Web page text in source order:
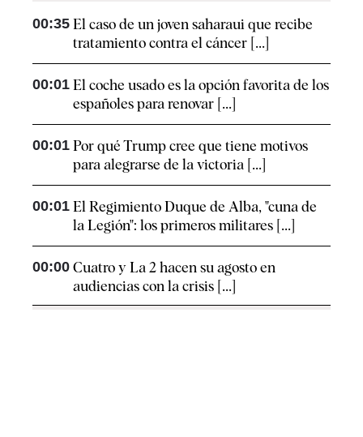
00:35 El caso de un joven saharaui que recibe
tratamiento contra el cáncer [...]
00:01 El coche usado es la opción favorita de los
españoles para renovar [...]
00:01 Por qué Trump cree que tiene motivos
para alegrarse de la victoria [...]
00:01 El Regimiento Duque de Alba, "cuna de
la Legión": los primeros militares [...]
00:00 Cuatro y La 2 hacen su agosto en
audiencias con la crisis [...]